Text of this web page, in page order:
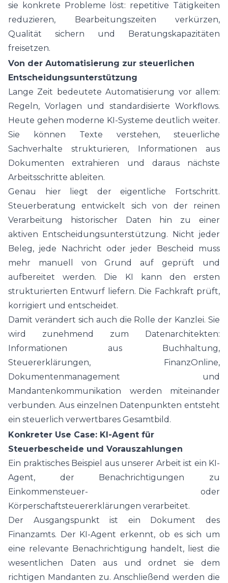
sie konkrete Probleme löst: repetitive Tätigkeiten
reduzieren, Bearbeitungszeiten verkürzen,
Qualität sichern und Beratungskapazitäten
freisetzen.
Von der Automatisierung zur steuerlichen
Entscheidungsunterstützung
Lange Zeit bedeutete Automatisierung vor allem:
Regeln, Vorlagen und standardisierte Workflows.
Heute gehen moderne KI-Systeme deutlich weiter.
Sie können Texte verstehen, steuerliche
Sachverhalte strukturieren, Informationen aus
Dokumenten extrahieren und daraus nächste
Arbeitsschritte ableiten.
Genau hier liegt der eigentliche Fortschritt.
Steuerberatung entwickelt sich von der reinen
Verarbeitung historischer Daten hin zu einer
aktiven Entscheidungsunterstützung. Nicht jeder
Beleg, jede Nachricht oder jeder Bescheid muss
mehr manuell von Grund auf geprüft und
aufbereitet werden. Die KI kann den ersten
strukturierten Entwurf liefern. Die Fachkraft prüft,
korrigiert und entscheidet.
Damit verändert sich auch die Rolle der Kanzlei. Sie
wird zunehmend zum Datenarchitekten:
Informationen aus Buchhaltung,
Steuererklärungen, FinanzOnline,
Dokumentenmanagement und
Mandantenkommunikation werden miteinander
verbunden. Aus einzelnen Datenpunkten entsteht
ein steuerlich verwertbares Gesamtbild.
Konkreter Use Case: KI-Agent für
Steuerbescheide und Vorauszahlungen
Ein praktisches Beispiel aus unserer Arbeit ist ein KI-
Agent, der Benachrichtigungen zu
Einkommensteuer- oder
Körperschaftsteuererklärungen verarbeitet.
Der Ausgangspunkt ist ein Dokument des
Finanzamts. Der KI-Agent erkennt, ob es sich um
eine relevante Benachrichtigung handelt, liest die
wesentlichen Daten aus und ordnet sie dem
richtigen Mandanten zu. Anschließend werden die